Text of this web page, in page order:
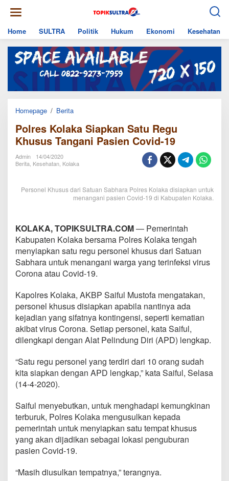
content
Home
SULTRA Politik Hukum Ekonomi Kesehatan
Homepage / BeritaPolres
Siapkan
Satu
Regu
Pasien
Polres Kolaka Siapkan Satu Regu
Khusus Tangani Pasien Covid-19
Admin
14/04/2020
Berita Kesehatan Kolaka
Personel Khusus dari Satuan Sabhara Polres Kolaka disiapkan untuk
menangani pasien Covid-19 di Kabupaten Kolaka.
KOLAKA, TOPIKSULTRA.COM— Pemerintah
Kabupaten Kolaka bersama Polres Kolaka tengah
menyiapkan satu regu personel khusus dari Satuan
Sabhara untuk menangani warga yang terinfeksi virus
Corona atau Covid-19.
Kapolres Kolaka, AKBP Saiful Mustofa mengatakan,
personel khusus disiapkan apabila nantinya ada
kejadian yang sifatnya kontingensi, seperti kematian
akibat virus Corona. Setiap personel, kata Saiful,
dilengkapi dengan Alat Pelindung Diri (APD) lengkap.
“Satu regu personel yang terdiri dari 10 orang sudah
kita siapkan dengan APD lengkap,” kata Saiful, Selasa
(14-4-2020).
Saiful menyebutkan, untuk menghadapi kemungkinan
terburuk, Polres Kolaka mengusulkan kepada
pemerintah untuk menyiapkan satu tempat khusus
yang akan dijadikan sebagai lokasi penguburan
pasien Covid-19.
“Masih diusulkan tempatnya,” terangnya.